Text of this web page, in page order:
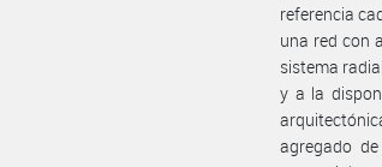
referencia
una red con
sistema
y a la
agregado